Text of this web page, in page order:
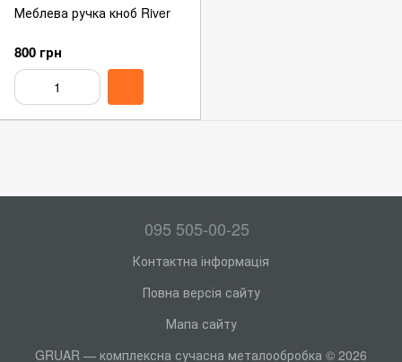
Меблева ручка кноб River
800 грн
095 505-00-25
Контактна інформація
Повна версія сайту
Мапа сайту
GRUAR — комплексна сучасна металообробка © 2026